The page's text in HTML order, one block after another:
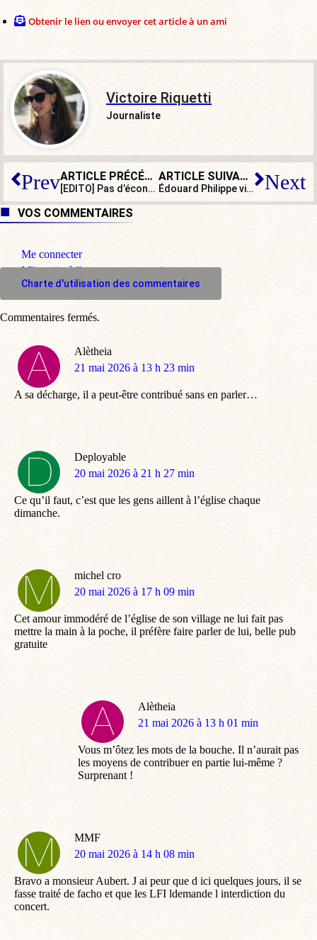
Obtenir le lien ou envoyer cet article à un ami
Victoire Riquetti
Journaliste
Prev ARTICLE PRÉCÉDENT
[EDITO] Pas d’économies sur l’immigration folle en régions, le contribuable paiera !
ARTICLE SUIVANT
Édouard Philippe visé par une enquête pour détournement de fonds publics Next
VOS COMMENTAIRES
Me connecter
M'inscrire à l'espace commentaire
Charte d'utilisation des commentaires
Alètheia
dit
21 mai 2026 à 13 h 23 min
A sa décharge, il a peut-être contribué sans en parler…
Deployable
dit
20 mai 2026 à 21 h 27 min
Ce qu’il faut, c’est que les gens aillent à l’église chaque
dimanche.
michel cro
dit
20 mai 2026 à 17 h 09 min
Cet amour immodéré de l’église de son village ne lui fait pas
mettre la main à la poche, il préfère faire parler de lui, belle pub
gratuite
Alètheia
dit
21 mai 2026 à 13 h 01 min
Vous m’ôtez les mots de la bouche. Il n’aurait pas
les moyens de contribuer en partie lui-même ?
Surprenant !
MMF
dit
20 mai 2026 à 14 h 08 min
Bravo a monsieur Aubert. J ai peur que d ici quelques jours, il se
fasse traité de facho et que les LFI ldemande l interdiction du
concert.
Commentaires fermés.